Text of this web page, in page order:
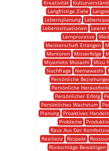
Kreativität
Langfristige Ziele
Lebensplanung
Lebenssituationen
Leerer
Lernprozesse
Meisterschaft Erlangen
Mentoren
Misserfolge
Miyamoto Musashi
Mizu
Nachfrage
Nemawashi
Persönliche
Persönliche
Persönlicher Erfolg
Persönliches Wachstum
Planung
Proaktives Handeln
Probleme
Raus Aus Der
Resilienz
Respekt
Rückschläge Bewältigen